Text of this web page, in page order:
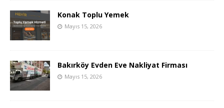
Konak Toplu Yemek
Mayıs 15, 2026
Bakırköy Evden Eve Nakliyat Firması
Mayıs 15, 2026